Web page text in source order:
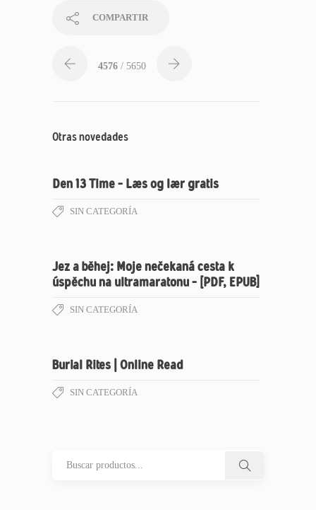
COMPARTIR
4576 / 5650
Otras novedades
Den 13 Time – Læs og lær gratis
SIN CATEGORÍA
Jez a běhej: Moje nečekaná cesta k
úspěchu na ultramaratonu – [PDF, EPUB]
SIN CATEGORÍA
Burial Rites | Online Read
SIN CATEGORÍA